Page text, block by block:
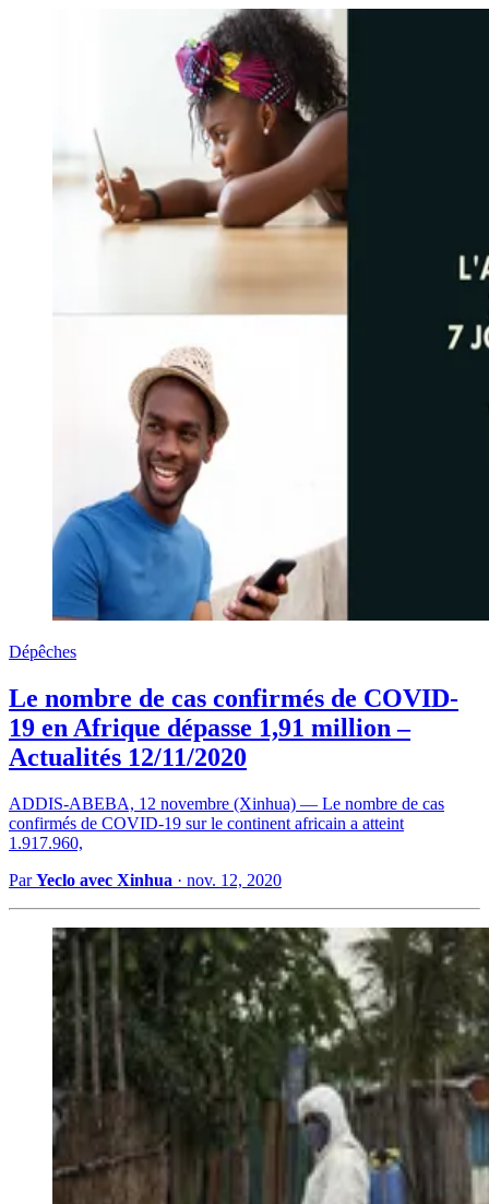
Dépêches
Le nombre de cas confirmés de COVID-
19 en Afrique dépasse 1,91 million –
Actualités 12/11/2020
ADDIS-ABEBA, 12 novembre (Xinhua) — Le nombre de cas
confirmés de COVID-19 sur le continent africain a atteint
1.917.960,
ParYeclo avec Xinhua · nov. 12, 2020